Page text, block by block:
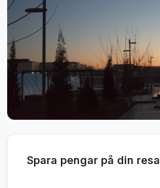
Spara pengar på din resa